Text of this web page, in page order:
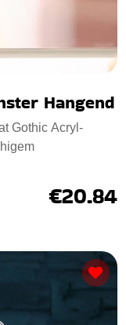
Hangend
Gothic Acryl-
€20.84